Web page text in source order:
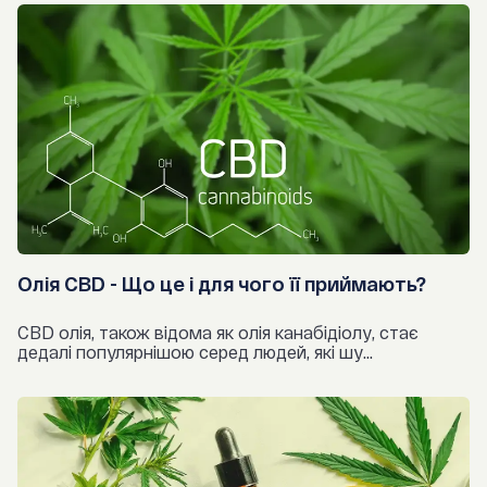
Не рекомендується для людей з гіпотензією.
Олія CBD - Що це і для чого її приймають?
CBD олія, також відома як олія канабідіолу, стає
дедалі популярнішою серед людей, які шу...